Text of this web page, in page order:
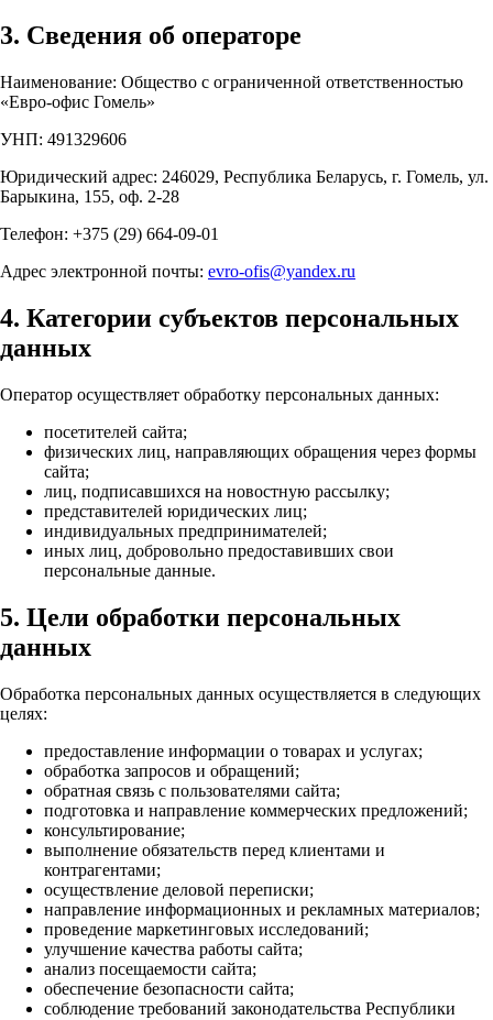
3. Сведения об операторе
Наименование: Общество с ограниченной ответственностью
«Евро-офис Гомель»
УНП: 491329606
Юридический адрес: 246029, Республика Беларусь, г. Гомель, ул.
Барыкина, 155, оф. 2-28
Телефон: +375 (29) 664-09-01
Адрес электронной почты: evro-ofis@yandex.ru
4. Категории субъектов персональных
данных
Оператор осуществляет обработку персональных данных:
посетителей сайта;
физических лиц, направляющих обращения через формы
сайта;
лиц, подписавшихся на новостную рассылку;
представителей юридических лиц;
индивидуальных предпринимателей;
иных лиц, добровольно предоставивших свои
персональные данные.
5. Цели обработки персональных
данных
Обработка персональных данных осуществляется в следующих
целях:
предоставление информации о товарах и услугах;
обработка запросов и обращений;
обратная связь с пользователями сайта;
подготовка и направление коммерческих предложений;
консультирование;
выполнение обязательств перед клиентами и
контрагентами;
осуществление деловой переписки;
направление информационных и рекламных материалов;
проведение маркетинговых исследований;
улучшение качества работы сайта;
анализ посещаемости сайта;
обеспечение безопасности сайта;
соблюдение требований законодательства Республики